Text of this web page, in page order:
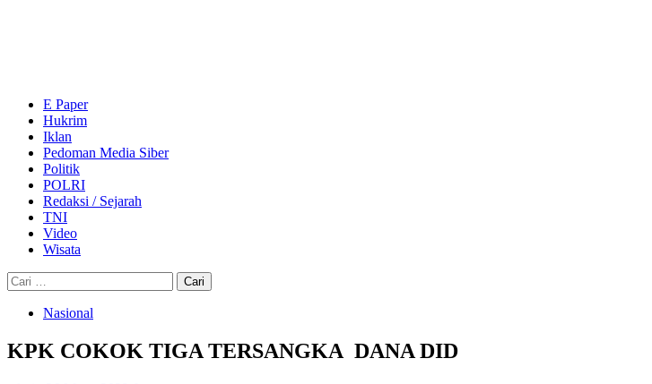
E Paper
Hukrim
Iklan
Pedoman Media Siber
Politik
POLRI
Redaksi / Sejarah
TNI
Video
Wisata
Cari
untuk:
Nasional
KPK COKOK TIGA TERSANGKA DANA DID